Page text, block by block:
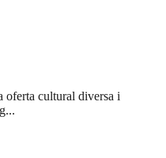
oferta cultural diversa i